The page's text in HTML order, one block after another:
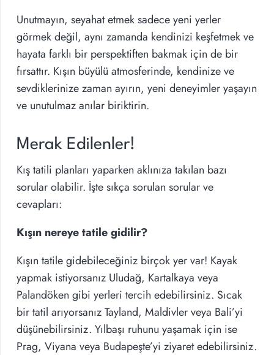
Unutmayın, seyahat etmek sadece yeni yerler
görmek değil, aynı zamanda kendinizi keşfetmek ve
hayata farklı bir perspektiften bakmak için de bir
fırsattır. Kışın büyülü atmosferinde, kendinize ve
sevdiklerinize zaman ayırın, yeni deneyimler yaşayın
ve unutulmaz anılar biriktirin.
Merak Edilenler!
Kış tatili planları yaparken aklınıza takılan bazı
sorular olabilir. İşte sıkça sorulan sorular ve
cevapları:
Kışın nereye tatile gidilir?
Kışın tatile gidebileceğiniz birçok yer var! Kayak
yapmak istiyorsanız Uludağ, Kartalkaya veya
Palandöken gibi yerleri tercih edebilirsiniz. Sıcak
bir tatil arıyorsanız Tayland, Maldivler veya Bali’yi
düşünebilirsiniz. Yılbaşı ruhunu yaşamak için ise
Prag, Viyana veya Budapeşte’yi ziyaret edebilirsiniz.